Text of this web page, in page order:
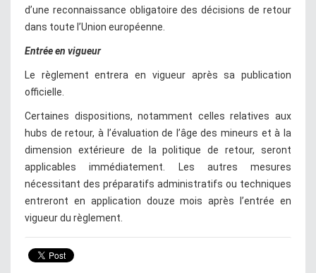
d’une reconnaissance obligatoire des décisions de retour
dans toute l’Union européenne.
Entrée en vigueur
Le règlement entrera en vigueur après sa publication
officielle.
Certaines dispositions, notamment celles relatives aux
hubs de retour, à l’évaluation de l’âge des mineurs et à la
dimension extérieure de la politique de retour, seront
applicables immédiatement. Les autres mesures
nécessitant des préparatifs administratifs ou techniques
entreront en application douze mois après l’entrée en
vigueur du règlement.